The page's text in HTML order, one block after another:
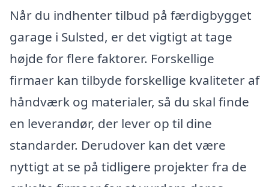
Når du indhenter tilbud på færdigbygget
garage i Sulsted, er det vigtigt at tage
højde for flere faktorer. Forskellige
firmaer kan tilbyde forskellige kvaliteter af
håndværk og materialer, så du skal finde
en leverandør, der lever op til dine
standarder. Derudover kan det være
nyttigt at se på tidligere projekter fra de